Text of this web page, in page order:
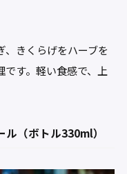
、きくらげをハーブを
す。軽い食感で、上
（ボトル330ml）